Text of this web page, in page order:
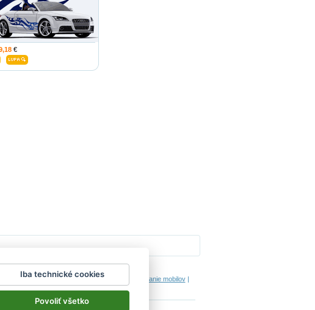
€
poriadok|Impressum
na auto |hodinový manžel česká lípa porovnanie mobilov|
Iba technické cookies
Povoliť všetko